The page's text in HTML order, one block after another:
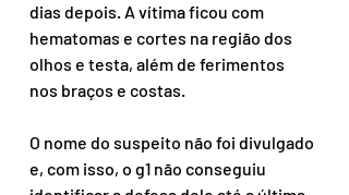
dias depois. A vítima ficou com
hematomas e cortes na região dos
olhos e testa, além de ferimentos
nos braços e costas.
O nome do suspeito não foi divulgado
e, com isso, o g1 não conseguiu